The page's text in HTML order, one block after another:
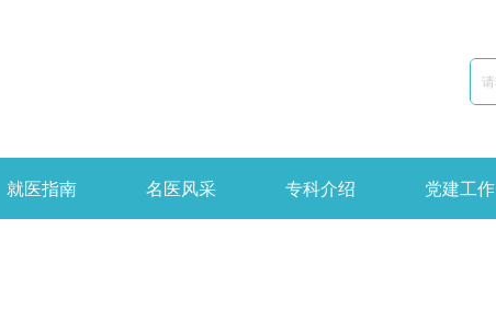
就医指南 名医风采 专科介绍 党建工作